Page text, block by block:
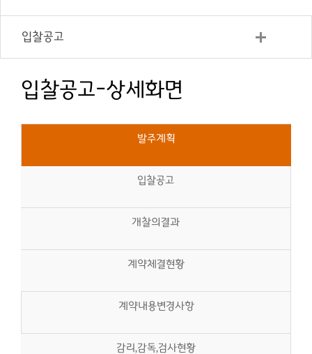
입찰공고
입찰공고-상세화면
발주계획
입찰공고
개찰의결과
계약체결현황
계약내용변경사항
감리,감독,검사현황